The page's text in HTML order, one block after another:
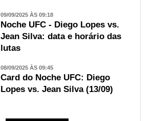
09/09/2025 ÀS 09:18
Noche UFC - Diego Lopes vs.
Jean Silva: data e horário das
lutas
08/09/2025 ÀS 09:45
Card do Noche UFC: Diego
Lopes vs. Jean Silva (13/09)